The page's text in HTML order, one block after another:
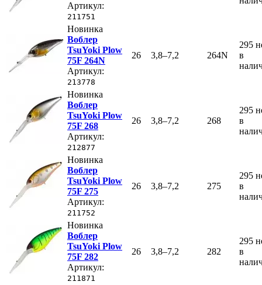
Артикул:
211751
Новинка
Воблер
TsuYoki Plow
75F 264N
Артикул:
213778
26 3,8–7,2 264N
295
в
Новинка
Воблер
TsuYoki Plow
75F 268
Артикул:
212877
26 3,8–7,2 268
295
в
Новинка
Воблер
TsuYoki Plow
75F 275
Артикул:
211752
26 3,8–7,2 275
295
в
Новинка
Воблер
TsuYoki Plow
75F 282
Артикул:
211871
26 3,8–7,2 282
295
в